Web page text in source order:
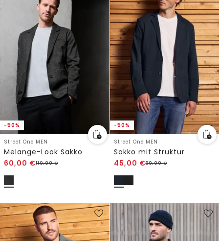
-50%
Street One MEN
Melange-Look Sakko
60,00 €119,99€
-50%
Street One MEN
Sakko mit Struktur
45,00 €89,99€